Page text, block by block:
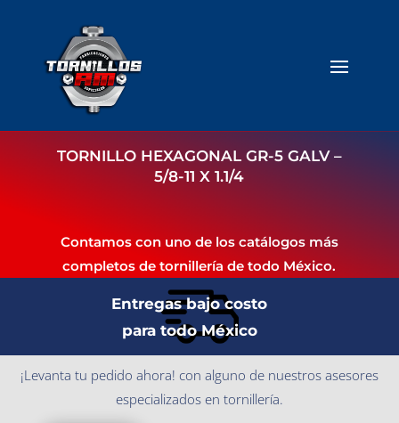
TORNILLO HEXAGONAL GR-5 GALV –
5/8-11 X 1.1/4
Contamos con uno de los catálogos más
completos de tornillería de todo México.
Entregas bajo costo
para todo México
¡Levanta tu pedido ahora! con alguno de nuestros asesores
especializados en tornillería.